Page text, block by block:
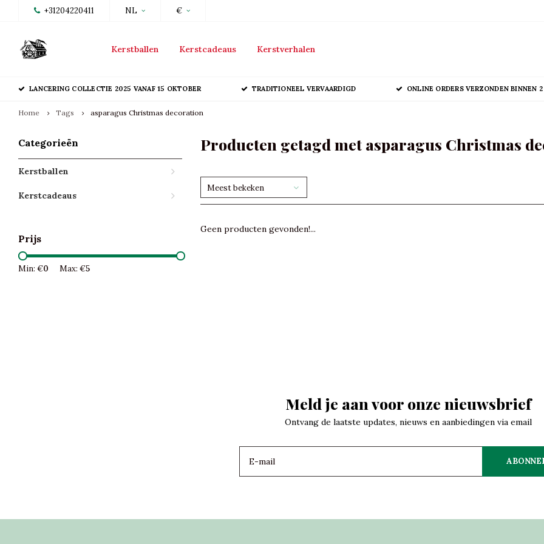
+31204220411 NL €
Kerstballen Kerstcadeaus Kerstverhalen
LANCERING COLLECTIE 2025 VANAF 15 OKTOBER TRADITIONEEL VERVAARDIGD ONLINE ORDERS VERZONDEN BINNEN
Home Tags asparagus Christmas decoration
Categorieën
Kerstballen
Kerstcadeaus
Prijs
Min: €0 Max: €5
Producten getagd met asparagus Christmas
Meest bekeken
Geen producten gevonden!...
Meld je aan voor onze nieuwsbrief
Ontvang de laatste updates, nieuws en aanbiedingen via email